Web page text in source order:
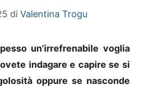
di Valentina Trogu
un’irrefrenabile voglia
indagare e capire se si
oppure se nasconde